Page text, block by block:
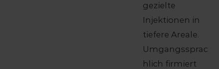
gezielte
Injektionen in
tiefere Areale.
Umgangssprac
hlich firmiert